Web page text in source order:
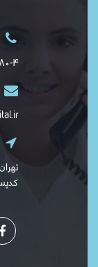
۷۷۸۰۸۸۸۰-
کدپستی: